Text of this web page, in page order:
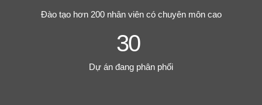
Đào tạo hơn 200 nhân viên có chuyên môn cao
30
Dự án đang phân phối